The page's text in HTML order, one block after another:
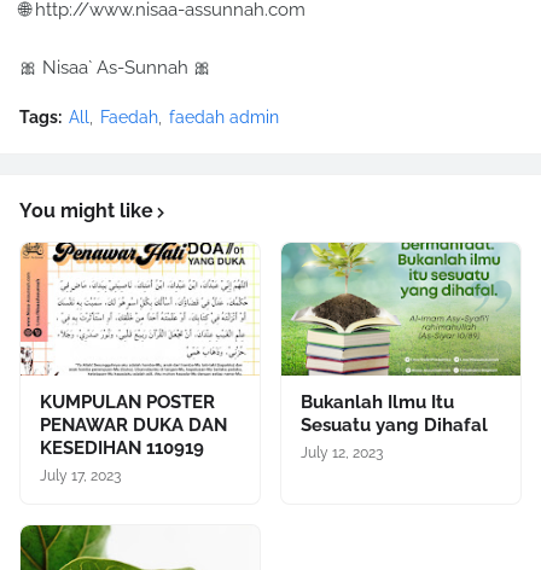
🌐 http://www.nisaa-assunnah.com
🎀 Nisaa` As-Sunnah 🎀
Tags: All Faedah faedah admin
You might like
KUMPULAN POSTER
PENAWAR DUKA DAN
KESEDIHAN 110919
July 17, 2023
Bukanlah Ilmu Itu
Sesuatu yang Dihafal
July 12, 2023